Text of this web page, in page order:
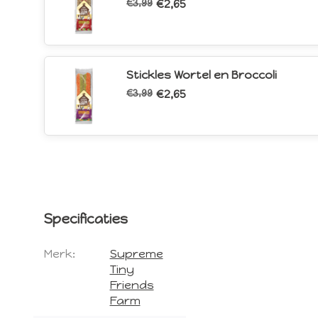
€3,99 €2,65
Stickles Wortel en Broccoli
€3,99 €2,65
Specificaties
Merk:
Supreme
Tiny
Friends
Farm